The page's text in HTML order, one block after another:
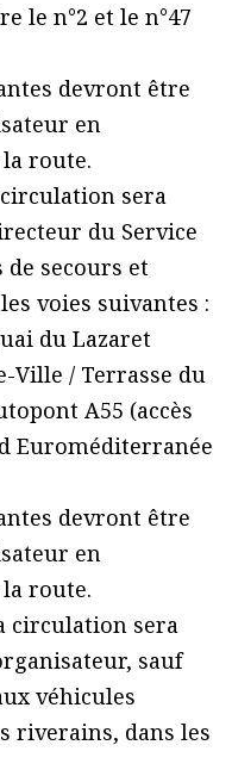
le n°2 et le n°47
devront être
en
route.
sera
du Service
de secours et
voies suivantes :
du Lazaret
Ville / Terrasse du
A55 (accès
Euroméditerranée
devront être
en
route.
circulation sera
sauf
véhicules
riverains, dans les